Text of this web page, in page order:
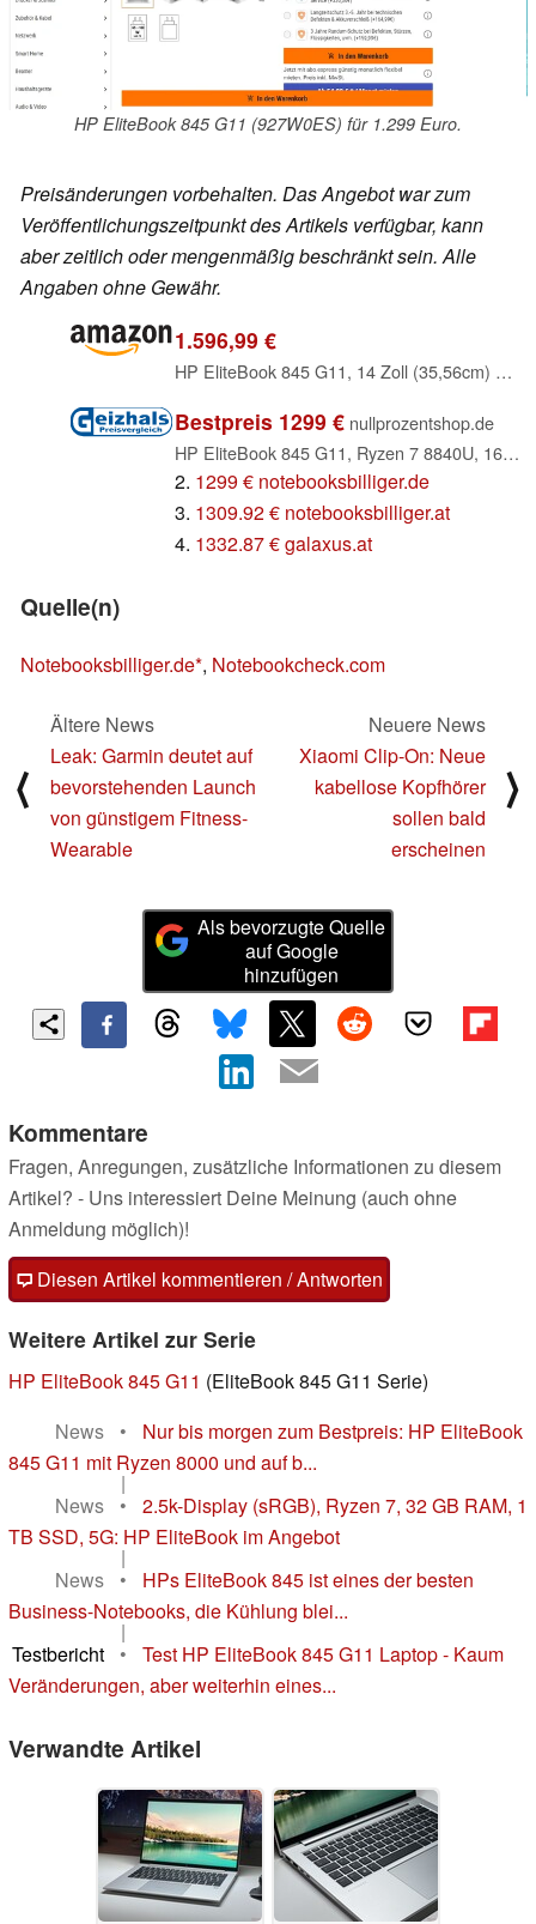
HP EliteBook 845 G11 (927W0ES) für 1.299 Euro.
Preisänderungen vorbehalten. Das Angebot war zum
Veröffentlichungszeitpunkt des Artikels verfügbar, kann
aber zeitlich oder mengenmäßig beschränkt sein. Alle
Angaben ohne Gewähr.
1.596,99 €
HP EliteBook 845 G11, 14 Zoll (35,56cm) WUXGA Touch-Display, AMD Ryzen 5 8540U, 16GB DDR5 RAM, 512GB SSD. QWERZ Tatstatur, Fingerabdrucksensor, LTE, 5 MP IR-Kamera, Windows 11, Silber
Bestpreis 1299 € nullprozentshop.de
HP EliteBook 845 G11, Ryzen 7 8840U, 16GB RAM, 1TB SSD, LTE, DE (927W0ES#ABD)
2. 1299 € notebooksbilliger.de
3. 1309.92 € notebooksbilliger.at
4. 1332.87 € galaxus.at
Quelle(n)
Notebooksbilliger.de , Notebookcheck.com
⟨
Ältere News
Leak: Garmin deutet auf
bevorstehenden Launch
von günstigem Fitness-
Wearable
Neuere News
Xiaomi Clip-On: Neue
kabellose Kopfhörer
sollen bald
erscheinen
⟩
Als bevorzugte Quelle
auf Google
hinzufügen
Kommentare
Fragen, Anregungen, zusätzliche Informationen zu diesem
Artikel? - Uns interessiert Deine Meinung (auch ohne
Anmeldung möglich)!
Diesen Artikel kommentieren / Antworten
Weitere Artikel zur Serie
HP EliteBook 845 G11 (EliteBook 845 G11 Serie)
News
•
Nur bis morgen zum Bestpreis: HP EliteBook
845 G11 mit Ryzen 8000 und auf b...
|
News
•
2.5k-Display (sRGB), Ryzen 7, 32 GB RAM, 1
TB SSD, 5G: HP EliteBook im Angebot
|
News
•
HPs EliteBook 845 ist eines der besten
Business-Notebooks, die Kühlung blei...
|
Testbericht
•
Test HP EliteBook 845 G11 Laptop - Kaum
Veränderungen, aber weiterhin eines...
Verwandte Artikel